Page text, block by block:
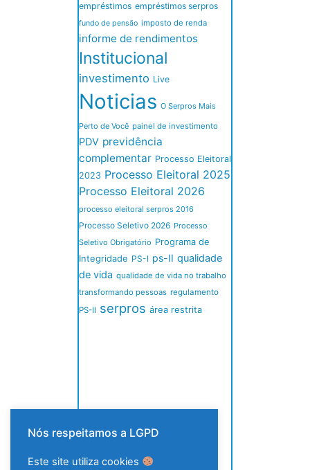
empréstimos empréstimos serpros
fundo de pensão imposto de renda
informe de rendimentos
Institucional
investimento Live
Noticias O Serpros Mais
Perto de Você painel de investimento
PDV previdência
complementar Processo Eleitoral
2023 Processo Eleitoral 2025
Processo Eleitoral 2026
processo eleitoral serpros 2016
Processo Seletivo 2026 Processo
Seletivo Obrigatório Programa de
Integridade PS-I ps-II qualidade
de vida qualidade de vida no trabalho
transformando pessoas regulamento
PS-II serpros área restrita
Nós respeitamos a LGPD
Este site utiliza cookies